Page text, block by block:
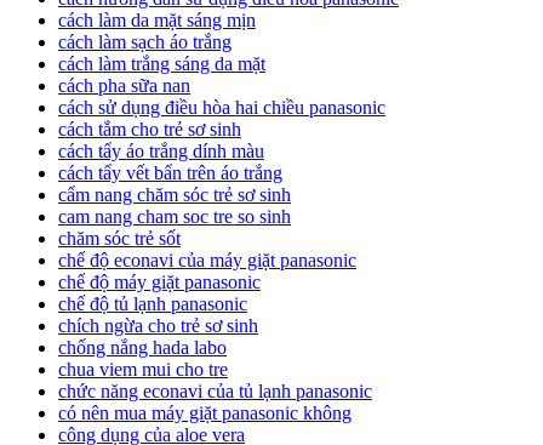
cách làm da mặt sáng mịn
cách làm sạch áo trắng
cách làm trắng sáng da mặt
cách pha sữa nan
cách sử dụng điều hòa hai chiều panasonic
cách tắm cho trẻ sơ sinh
cách tẩy áo trắng dính màu
cách tẩy vết bẩn trên áo trắng
cẩm nang chăm sóc trẻ sơ sinh
cam nang cham soc tre so sinh
chăm sóc trẻ sốt
chế độ econavi của máy giặt panasonic
chế độ máy giặt panasonic
chế độ tủ lạnh panasonic
chích ngừa cho trẻ sơ sinh
chống nắng hada labo
chua viem mui cho tre
chức năng econavi của tủ lạnh panasonic
có nên mua máy giặt panasonic không
công dụng của aloe vera